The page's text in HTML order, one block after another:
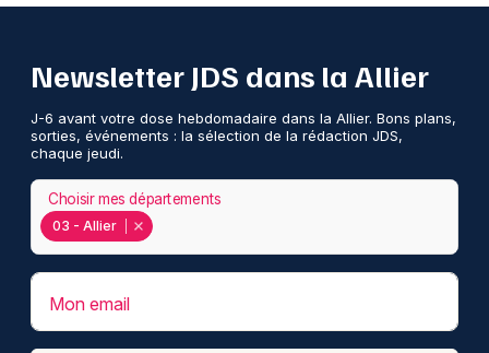
Newsletter JDS dans la Allier
J-6 avant votre dose hebdomadaire dans la Allier. Bons plans,
sorties, événements : la sélection de la rédaction JDS,
chaque jeudi.
03 - Allier
Choisir mes départements
Mon email